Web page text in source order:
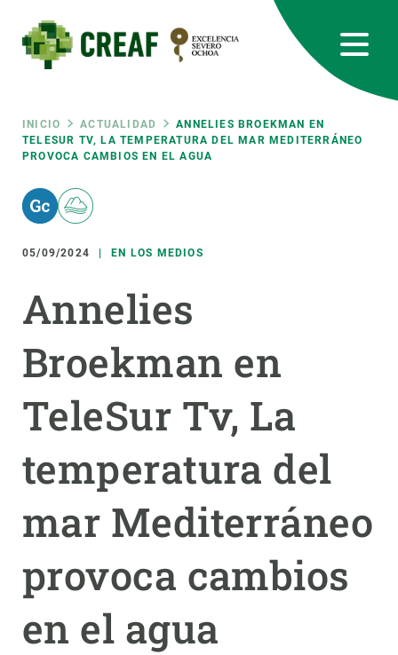
contenido
principal
Ruta
de
navegación
INICIO ACTUALIDAD
ANNELIES BROEKMAN EN
TELESUR TV, LA TEMPERATURA DEL MAR MEDITERRÁNEO
PROVOCA CAMBIOS EN EL AGUA
05/09/2024 EN LOS MEDIOS
Annelies
Broekman en
TeleSur Tv, La
temperatura del
mar Mediterráneo
provoca cambios
en el agua
RRSS
Featured
responsive
Responsive
menu
INVESTIGACIÓN
CIENCIA EN ACCIÓN
NOTICIAS Y AGENDA